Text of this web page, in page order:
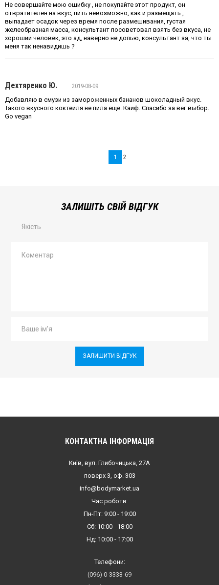
Не совершайте мою ошибку , не покупайте этот продукт, он
отвратителен на вкус, пить невозможно, как и размещать ,
выпадает осадок через время после размешивания, густая
желеобразная масса, консультант посоветовал взять без вкуса, не
хороший человек, это ад, наверно не допью, консультант за, что ты
меня так ненавидишь ?
Дехтяренко Ю.
2019-08-09
Добавляю в смузи из замороженных бананов шоколадный вкус.
Такого вкусного коктейля не пила еще. Кайф. Спасибо за вег выбор.
Go vegan
1 2
ЗАЛИШІТЬ СВІЙ ВІДГУК
Якість
ЗАЛИШИТИ ВІДГУК
КОНТАКТНА ІНФОРМАЦІЯ
Київ, вул. Глибочицька, 27А
поверх 3, оф. 303
info@bodymarket.ua
Час роботи:
Пн-Пт: 9:00 - 19:00
Сб: 10:00 - 18:00
Нд: 10:00 - 17:00
Телефони:
(096) 0-3333-69